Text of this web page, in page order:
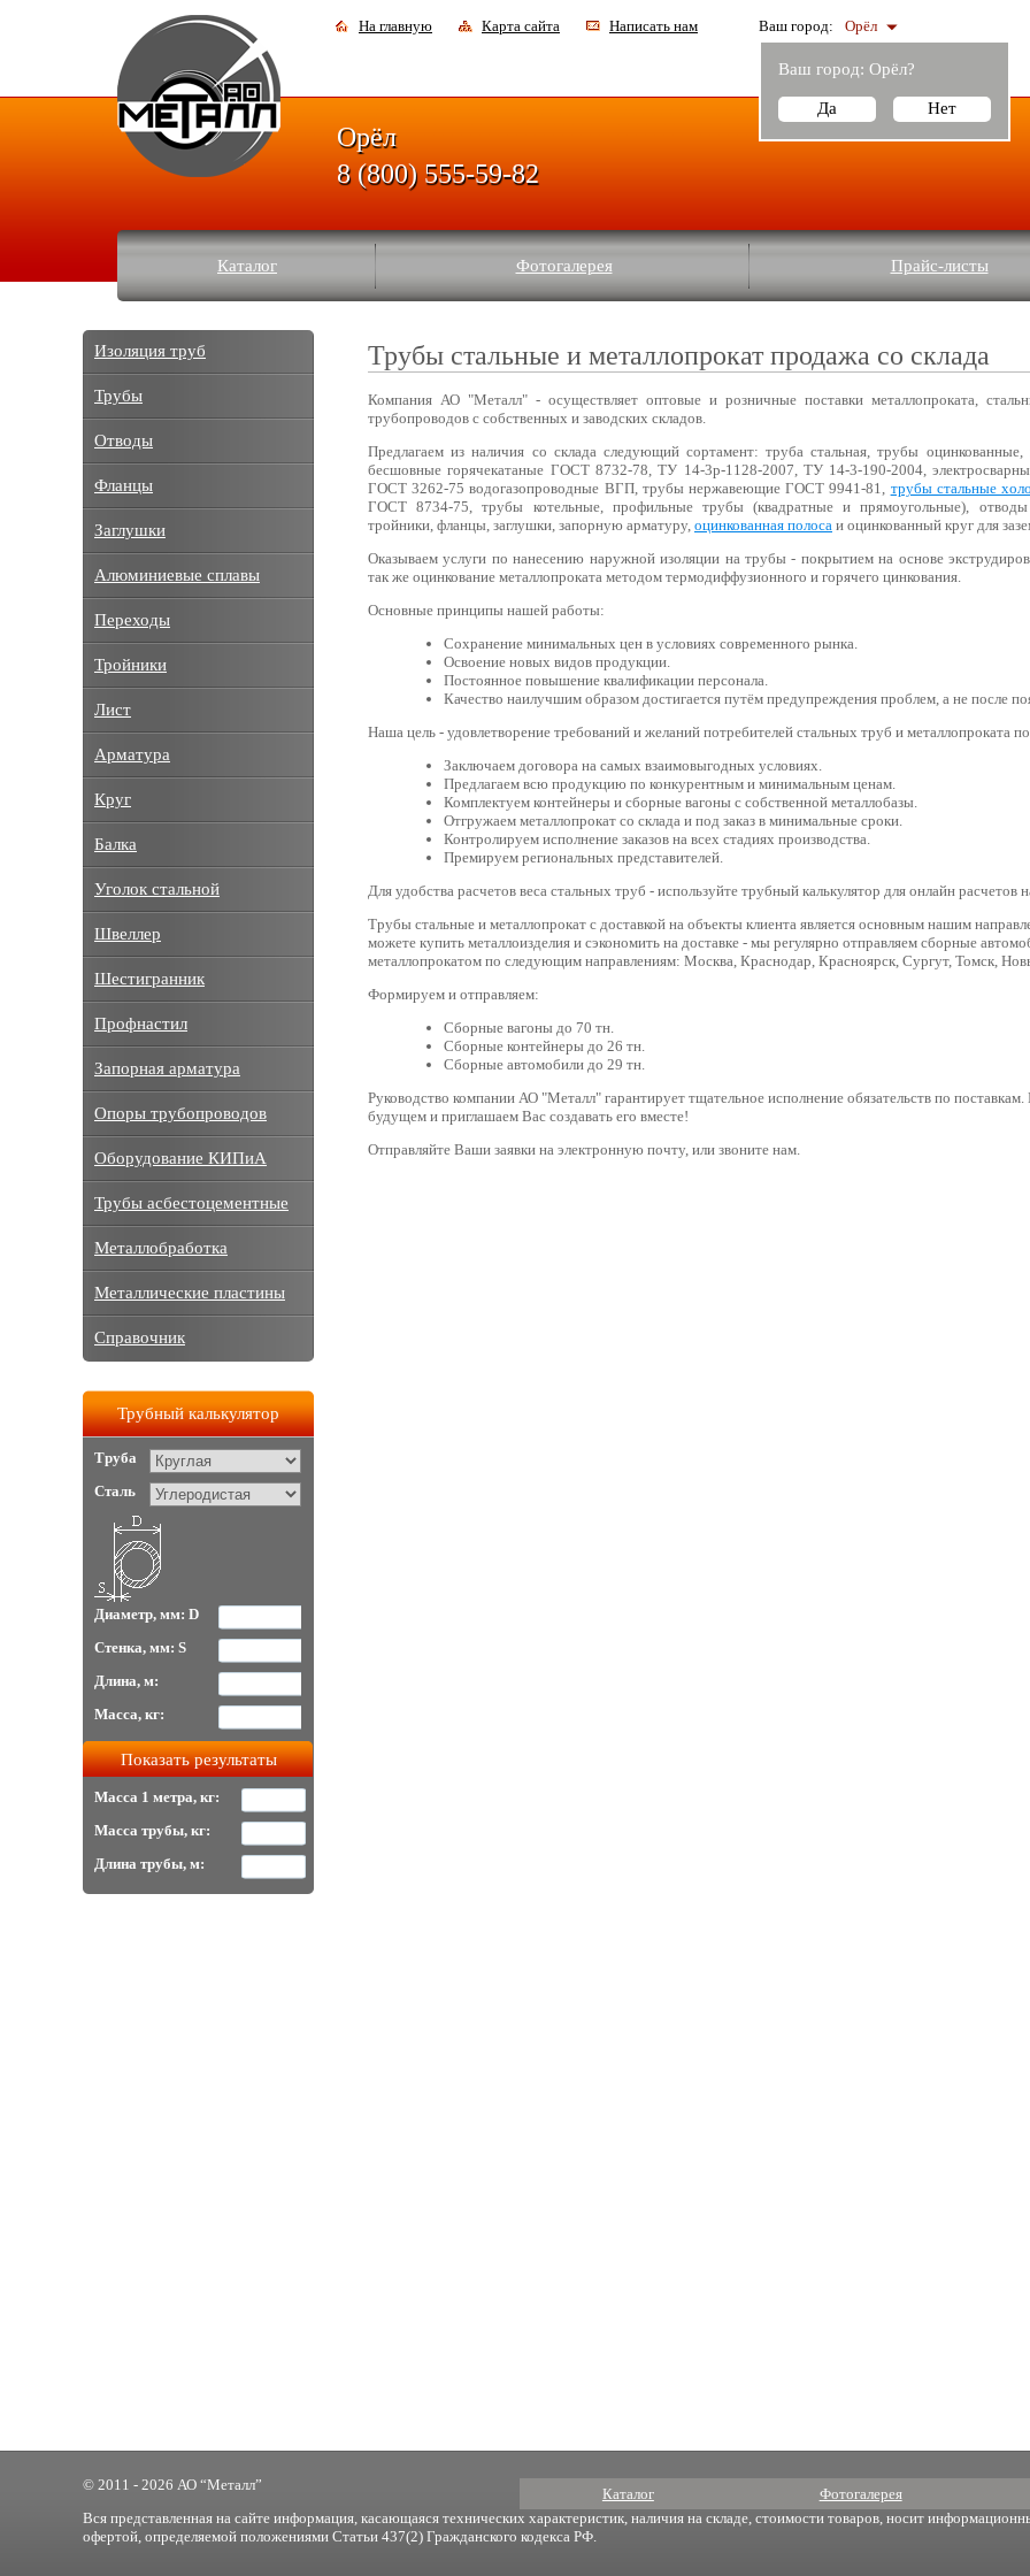
На главную Карта сайта Написать нам Ваш город: Орёл
Ваш город: Орёл?
Да Нет
Каталог Фотогалерея Прайс-листы
Орёл
8 (800) 555-59-82
Трубы стальные и металлопрокат продажа со склада
Компания АО "Металл" - осуществляет оптовые и розничные поставки металлопроката,
трубопроводов с собственных и заводских складов.
Предлагаем из наличия со склада следующий сортамент: труба стальная, трубы оцинкованные,
бесшовные горячекатаные ГОСТ 8732-78, ТУ 14-3р-1128-2007, ТУ 14-3-190-2004,
ГОСТ 3262-75 водогазопроводные ВГП, трубы нержавеющие ГОСТ 9941-81, трубы стальные
ГОСТ 8734-75, трубы котельные, профильные трубы (квадратные и прямоугольные), отводы
тройники, фланцы, заглушки, запорную арматуру, оцинкованная полоса и оцинкованный круг для
Оказываем услуги по нанесению наружной изоляции на трубы - покрытием на основе
так же оцинкование металлопроката методом термодиффузионного и горячего цинкования.
Основные принципы нашей работы:
Сохранение минимальных цен в условиях современного рынка.
Освоение новых видов продукции.
Постоянное повышение квалификации персонала.
Качество наилучшим образом достигается путём предупреждения проблем, а не после
Наша цель - удовлетворение требований и желаний потребителей стальных труб и металлопроката
Заключаем договора на самых взаимовыгодных условиях.
Предлагаем всю продукцию по конкурентным и минимальным ценам.
Комплектуем контейнеры и сборные вагоны с собственной металлобазы.
Отгружаем металлопрокат со склада и под заказ в минимальные сроки.
Контролируем исполнение заказов на всех стадиях производства.
Премируем региональных представителей.
Для удобства расчетов веса стальных труб - используйте трубный калькулятор для онлайн расчетов
Трубы стальные и металлопрокат с доставкой на объекты клиента является основным нашим
можете купить металлоизделия и сэкономить на доставке - мы регулярно отправляем сборные
металлопрокатом по следующим направлениям: Москва, Краснодар, Красноярск, Сургут, Томск,
Формируем и отправляем:
Сборные вагоны до 70 тн.
Сборные контейнеры до 26 тн.
Сборные автомобили до 29 тн.
Руководство компании АО "Металл" гарантирует тщательное исполнение обязательств по
будущем и приглашаем Вас создавать его вместе!
Отправляйте Ваши заявки на электронную почту, или звоните нам.
Изоляция труб
Трубы
Отводы
Фланцы
Заглушки
Алюминиевые сплавы
Переходы
Тройники
Лист
Арматура
Круг
Балка
Уголок стальной
Швеллер
Шестигранник
Профнастил
Запорная арматура
Опоры трубопроводов
Оборудование КИПиА
Трубы асбестоцементные
Металлобработка
Металлические пластины
Справочник
Трубный калькулятор
Труба
Сталь
Диаметр, мм: D
Стенка, мм: S
Длина, м:
Масса, кг:
Масса 1 метра, кг:
Масса трубы, кг:
Длина трубы, м:
Каталог Фотогалерея
© 2011 - 2026 АО “Металл”
Вся представленная на сайте информация, касающаяся технических характеристик, наличия на складе, стоимости товаров, носит
офертой, определяемой положениями Статьи 437(2) Гражданского кодекса РФ.